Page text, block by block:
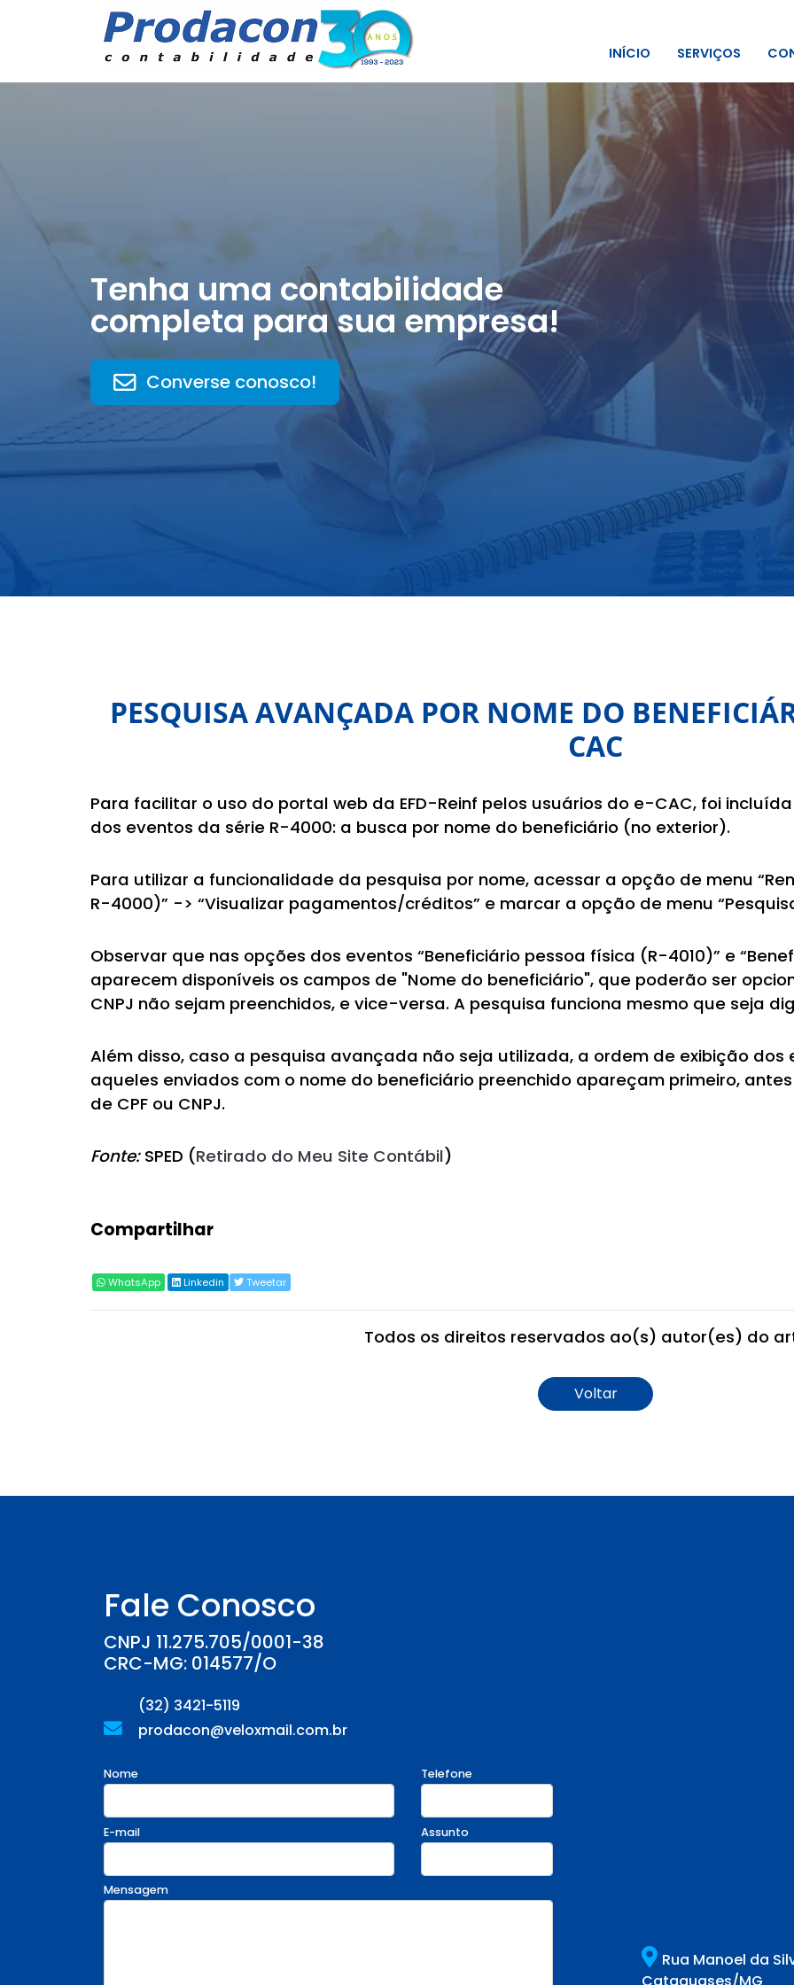
INÍCIO SERVIÇOS
Tenha uma contabilidade
completa para sua empresa!
Converse conosco!
PESQUISA AVANÇADA POR NOME DO
CAC
Para facilitar o uso do portal web da EFD-Reinf pelos usuários do e-CAC, foi
dos eventos da série R-4000: a busca por nome do beneficiário (no exterior).
Para utilizar a funcionalidade da pesquisa por nome, acessar a opção de menu
R-4000)” -> “Visualizar pagamentos/créditos” e marcar a opção de menu
Observar que nas opções dos eventos “Beneficiário pessoa física (R-4010)” e
aparecem disponíveis os campos de "Nome do beneficiário", que poderão ser
CNPJ não sejam preenchidos, e vice-versa. A pesquisa funciona mesmo que seja
Além disso, caso a pesquisa avançada não seja utilizada, a ordem de exibição
aqueles enviados com o nome do beneficiário preenchido apareçam primeiro,
de CPF ou CNPJ.
Fonte:SPED (Retirado do Meu Site Contábil)
Compartilhar
WhatsApp Linkedin Tweetar
Todos os direitos reservados ao(s) autor(es) do
Voltar
Fale Conosco
CNPJ 11.275.705/0001-38
CRC-MG: 014577/O
(32) 3421-5119
prodacon@veloxmail.com.br
Nome Telefone
E-mail Assunto
Mensagem
Rua Manoel da